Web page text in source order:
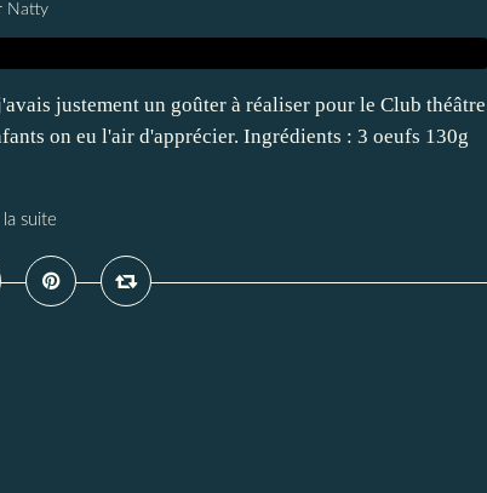
Natty
justement un goûter à réaliser pour le Club théâtre
on eu l'air d'apprécier. Ingrédients : 3 oeufs 130g
la suite